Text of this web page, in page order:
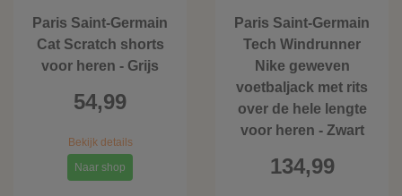
Paris Saint-Germain
Cat Scratch shorts
voor heren - Grijs
54,99
Bekijk details
Naar shop
Paris Saint-Germain
Tech Windrunner
Nike geweven
voetbaljack met rits
over de hele lengte
voor heren - Zwart
134,99